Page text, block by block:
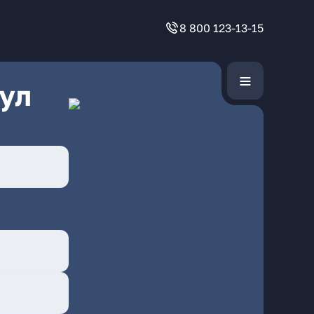
8 800 123-13-15